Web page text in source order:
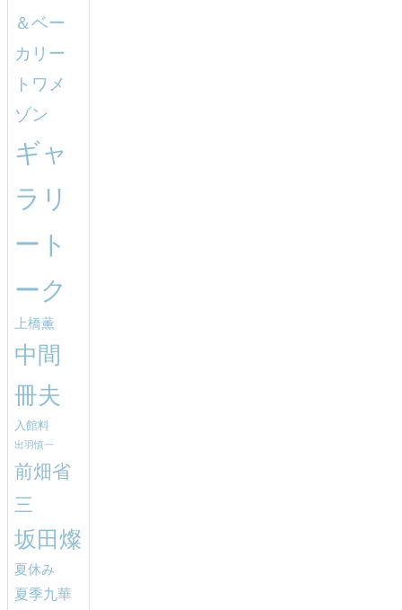
＆ベー
カリー
トワメ
ゾン
ギャ
ラリ
ート
ーク
上橋薫
中間
冊夫
入館料
出羽慎一
前畑省
三
坂田燦
夏休み
夏季九華